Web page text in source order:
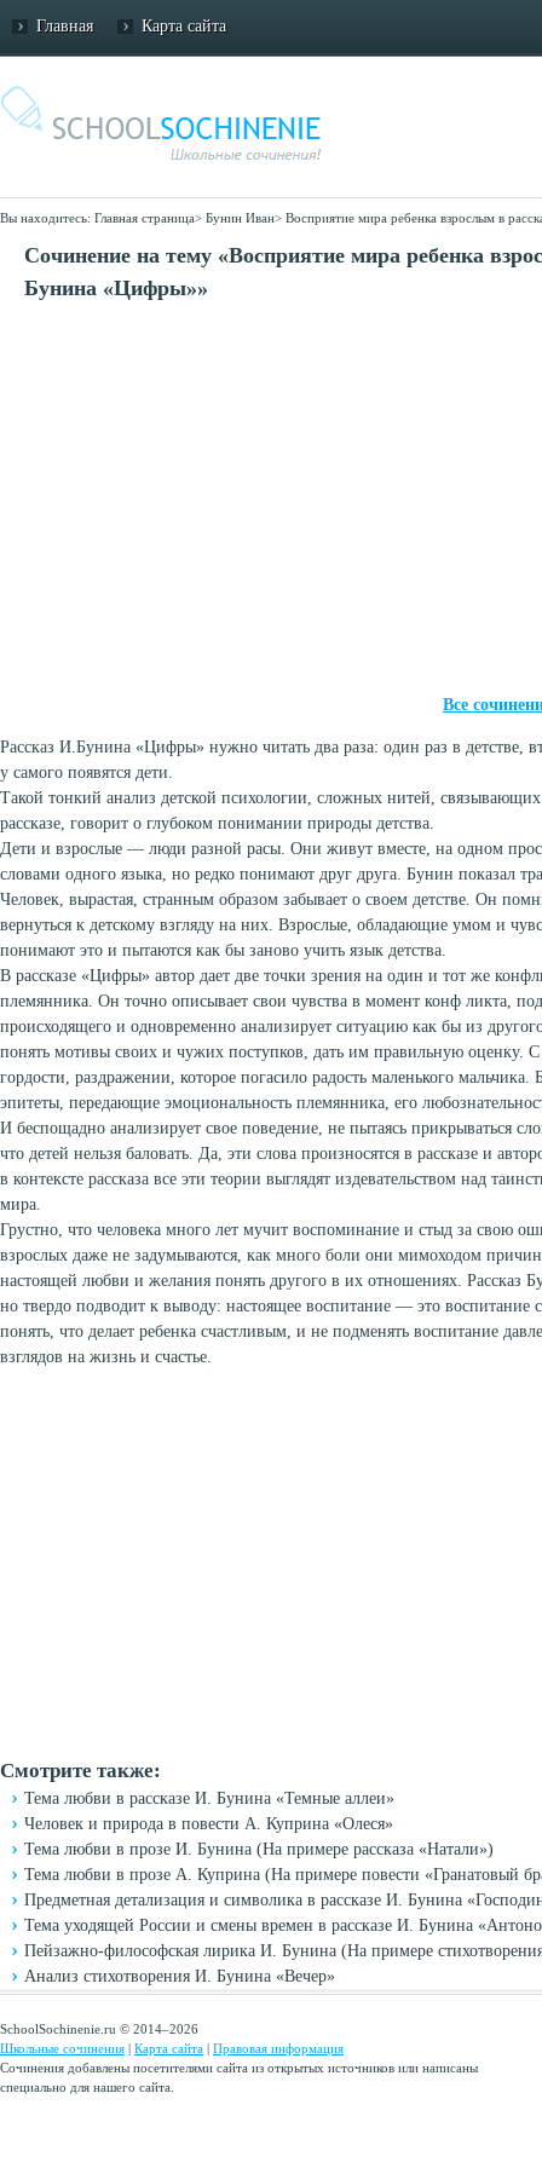
Главная Карта сайта
Вы находитесь: Главная страница> Бунин Иван> Восприятие мира ребенка взрослым в
Сочинение на тему «Восприятие мира ребенка
Бунина «Цифры»»
Все
Рассказ И.Бунина «Цифры» нужно читать два раза: один раз в детстве,
у самого появятся дети.
Такой тонкий анализ детской психологии, сложных нитей,
рассказе, говорит о глубоком понимании природы детства.
Дети и взрослые — люди разной расы. Они живут вместе, на одном
словами одного языка, но редко понимают друг друга. Бунин показал
Человек, вырастая, странным образом забывает о своем детстве. Он
вернуться к детскому взгляду на них. Взрослые, обладающие умом и
понимают это и пытаются как бы заново учить язык детства.
В рассказе «Цифры» автор дает две точки зрения на один и тот же
племянника. Он точно описывает свои чувства в момент конф ликта,
происходящего и одновременно анализирует ситуацию как бы из
понять мотивы своих и чужих поступков, дать им правильную оценку.
гордости, раздражении, которое погасило радость маленького
эпитеты, передающие эмоциональность племянника, его
И беспощадно анализирует свое поведение, не пытаясь прикрываться
что детей нельзя баловать. Да, эти слова произносятся в рассказе и
в контексте рассказа все эти теории выглядят издевательством над
мира.
Грустно, что человека много лет мучит воспоминание и стыд за свою
взрослых даже не задумываются, как много боли они мимоходом
настоящей любви и желания понять другого в их отношениях. Рассказ
но твердо подводит к выводу: настоящее воспитание — это воспитание
понять, что делает ребенка счастливым, и не подменять воспитание
взглядов на жизнь и счастье.
Смотрите также:
Тема любви в рассказе И. Бунина «Темные аллеи»
Человек и природа в повести А. Куприна «Олеся»
Тема любви в прозе И. Бунина (На примере рассказа «Натали»)
Тема любви в прозе А. Куприна (На примере повести «Гранатовый
Предметная детализация и символика в рассказе И. Бунина
Тема уходящей России и смены времен в рассказе И. Бунина
Пейзажно-философская лирика И. Бунина (На примере
Анализ стихотворения И. Бунина «Вечер»
SchoolSochinenie.ru © 2014–2026
Школьные сочинения | Карта сайта | Правовая информация
Сочинения добавлены посетителями сайта из открытых источников или написаны
специально для нашего сайта.